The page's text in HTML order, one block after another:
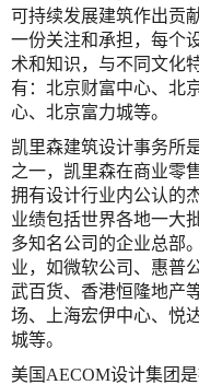
可持续发展建筑作出贡
一份关注和承担，每个
术和知识，与不同文化
有：北京财富中心、北
心、北京富力城等。
凯里森建筑设计事务所
之一，凯里森在商业零
拥有设计行业内公认的
业绩包括世界各地一大
多知名公司的企业总部
业，如微软公司、惠普
武百货、香港恒隆地产
场、上海宏伊中心、悦
城等。
美国AECOM设计集团